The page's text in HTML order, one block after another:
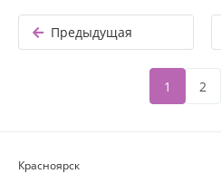
Предыдущая
1 2
Красноярск